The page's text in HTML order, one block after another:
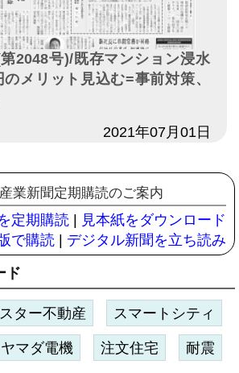
2048号)/既存マンション浸水
メリット見込む=事前対策、
2021年07月01日
業新聞定期購読のご案内
定期購読
見本紙をダウンロード
で購読
デジタル新聞を立ち読み
ド
ター不動産 スマートシティ
ヤマダ電機 注文住宅 耐震